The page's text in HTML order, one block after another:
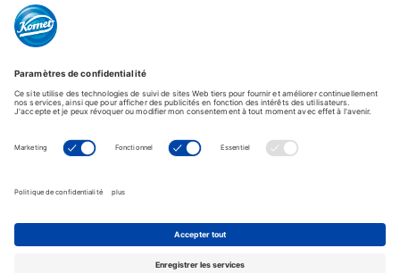
Profil de compte
Commandes
Komet France - Copyright © 2026 - Tous droits réservés -
Reproduction interdite. © Photos non contractuelles.